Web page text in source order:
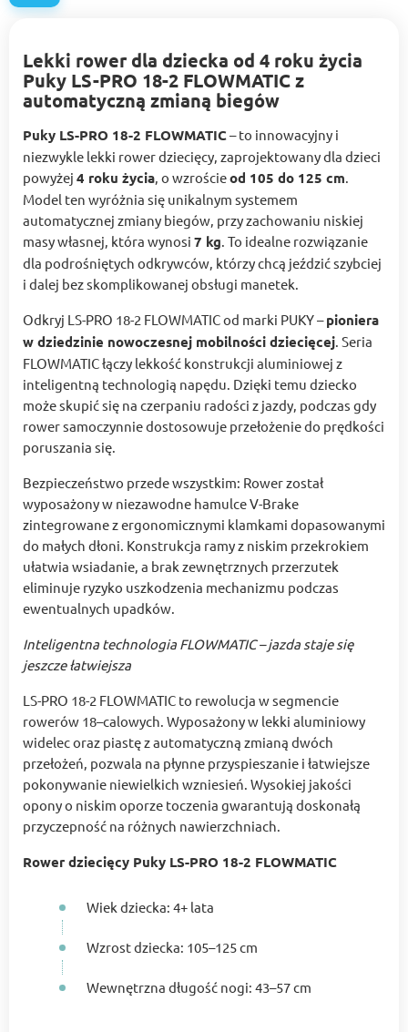
Lekki rower dla dziecka od 4 roku życia
Puky LS-PRO 18-2 FLOWMATIC z
automatyczną zmianą biegów
Puky LS-PRO 18-2 FLOWMATIC– to innowacyjny i
niezwykle lekki rower dziecięcy, zaprojektowany dla dzieci
powyżej 4 roku życia, o wzrościeod 105 do 125 cm.
Model ten wyróżnia się unikalnym systemem
automatycznej zmiany biegów, przy zachowaniu niskiej
masy własnej, która wynosi 7 kg. To idealne rozwiązanie
dla podrośniętych odkrywców, którzy chcą jeździć szybciej
i dalej bez skomplikowanej obsługi manetek.
Odkryj LS-PRO 18-2 FLOWMATIC od marki PUKY –pioniera
w dziedzinie nowoczesnej mobilności dziecięcej. Seria
FLOWMATIC łączy lekkość konstrukcji aluminiowej z
inteligentną technologią napędu. Dzięki temu dziecko
może skupić się na czerpaniu radości z jazdy, podczas gdy
rower samoczynnie dostosowuje przełożenie do prędkości
poruszania się.
Bezpieczeństwo przede wszystkim: Rower został
wyposażony w niezawodne hamulce V-Brake
zintegrowane z ergonomicznymi klamkami dopasowanymi
do małych dłoni. Konstrukcja ramy z niskim przekrokiem
ułatwia wsiadanie, a brak zewnętrznych przerzutek
eliminuje ryzyko uszkodzenia mechanizmu podczas
ewentualnych upadków.
Inteligentna technologia FLOWMATIC – jazda staje się
jeszcze łatwiejsza
LS-PRO 18-2 FLOWMATIC to rewolucja w segmencie
rowerów 18–calowych. Wyposażony w lekki aluminiowy
widelec oraz piastę z automatyczną zmianą dwóch
przełożeń, pozwala na płynne przyspieszanie i łatwiejsze
pokonywanie niewielkich wzniesień. Wysokiej jakości
opony o niskim oporze toczenia gwarantują doskonałą
przyczepność na różnych nawierzchniach.
Rower dziecięcy Puky LS-PRO 18-2 FLOWMATIC
Wiek dziecka: 4+ lata
Wzrost dziecka: 105–125 cm
Wewnętrzna długość nogi: 43–57 cm